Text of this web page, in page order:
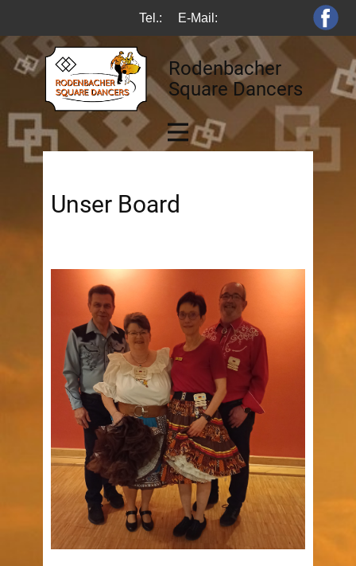
Tel.: E-Mail:
Rodenbacher
Square Dancers
Unser Board